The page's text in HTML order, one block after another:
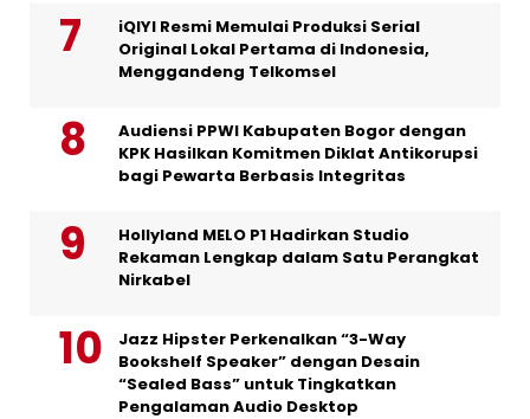
iQIYI Resmi Memulai Produksi Serial
Original Lokal Pertama di Indonesia,
Menggandeng Telkomsel
Audiensi PPWI Kabupaten Bogor dengan
KPK Hasilkan Komitmen Diklat Antikorupsi
bagi Pewarta Berbasis Integritas
Hollyland MELO P1 Hadirkan Studio
Rekaman Lengkap dalam Satu Perangkat
Nirkabel
Jazz Hipster Perkenalkan “3-Way
Bookshelf Speaker” dengan Desain
“Sealed Bass” untuk Tingkatkan
Pengalaman Audio Desktop